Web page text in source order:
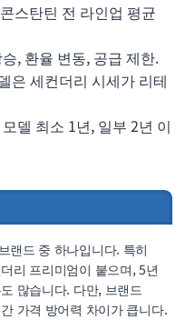
스탄틴 전 라인업 평균
, 환율 변동, 공급 제한.
은 세컨더리 시세가 리테
델 최소 1년, 일부 2년 이
랜드 중 하나입니다. 특히
리 프리미엄이 붙으며, 5년
많습니다. 다만, 브랜드
가격 방어력 차이가 큽니다.